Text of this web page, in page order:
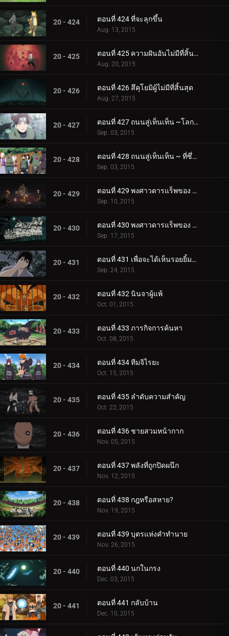
20 - 424 ตอนที่ 424 ที่จะลุกขึ้น
Aug. 13, 2015
20 - 425 ตอนที่ 425 ความฝันอันไม่มีที่สิ้นสุด
Aug. 20, 2015
20 - 426 ตอนที่ 426 สึคุโยมิผู้ไม่มีที่สิ้นสุด
Aug. 27, 2015
20 - 427 ตอนที่ 427 ถนนสู่เท็นเท็น ~โลกแห่งความฝัน
Sep. 03, 2015
20 - 428 ตอนที่ 428 ถนนสู่เท็นเท็น ~ ที่ซึ่งเท็นเท็นอยู่
Sep. 03, 2015
20 - 429 ตอนที่ 429 พงศาวดารแร็พของ Killer Bee: Scroll of Heaven
Sep. 10, 2015
20 - 430 ตอนที่ 430 พงศาวดารแร็พของ Killer Bee: Scroll of Earth
Sep. 17, 2015
20 - 431 ตอนที่ 431 เพื่อจะได้เห็นรอยยิ้มนั้นอีกครั้งหนึ่ง
Sep. 24, 2015
20 - 432 ตอนที่ 432 นินจาผู้แพ้
Oct. 01, 2015
20 - 433 ตอนที่ 433 ภารกิจการค้นหา
Oct. 08, 2015
20 - 434 ตอนที่ 434 ทีมจิไรยะ
Oct. 15, 2015
20 - 435 ตอนที่ 435 ลำดับความสำคัญ
Oct. 22, 2015
20 - 436 ตอนที่ 436 ชายสวมหน้ากาก
Nov. 05, 2015
20 - 437 ตอนที่ 437 พลังที่ถูกปิดผนึก
Nov. 12, 2015
20 - 438 ตอนที่ 438 กฎหรือสหาย?
Nov. 19, 2015
20 - 439 ตอนที่ 439 บุตรแห่งคำทำนาย
Nov. 26, 2015
20 - 440 ตอนที่ 440 นกในกรง
Dec. 03, 2015
20 - 441 ตอนที่ 441 กลับบ้าน
Dec. 10, 2015